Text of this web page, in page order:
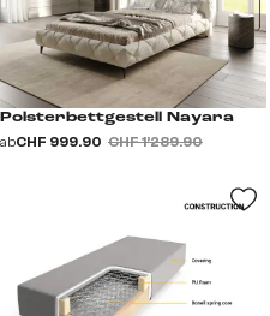
Polsterbettgestell Nayara
abCHF 999.90 CHF 1’289.90